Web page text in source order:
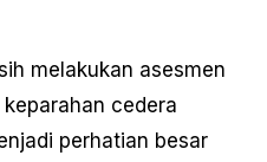
melakukan asesmen
cedera
perhatian besar